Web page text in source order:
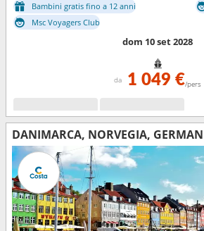
Bambini gratis fino a 12 anni
Msc Voyagers Club
dom 10 set 2028
da 1 049 €/pers
DANIMARCA, NORVEGIA,